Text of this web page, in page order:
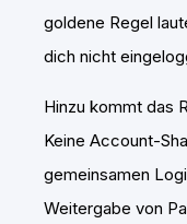
goldene Regel
dich nicht
Hinzu kommt das
Keine Account-
gemeinsamen
Weitergabe von